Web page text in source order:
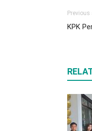
Previous
KPK